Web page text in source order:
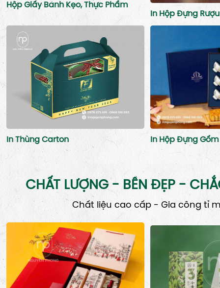
Hộp Giấy Bánh Kẹo, Thực Phẩm
In Hộp Đựng Rượu
In Thùng Carton In Hộp Đựng Gốm
CHẤT LƯỢNG - BỀN ĐẸP -
Chất liệu cao cấp - Gia công tỉ